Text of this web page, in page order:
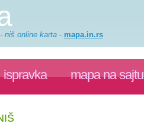
niš online karta - mapa.in.rs
ispravka mapa na sajtu